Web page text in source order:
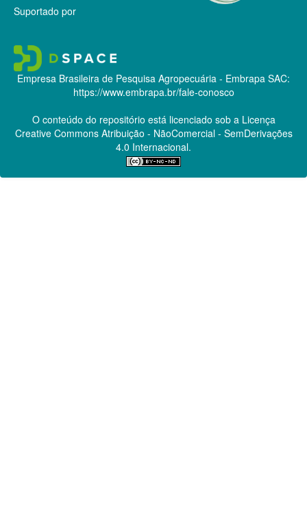
Suportado por
Empresa Brasileira de Pesquisa Agropecuária - Embrapa SAC:
https://www.embrapa.br/fale-conosco
O conteúdo do repositório está licenciado sob a Licença
Creative CommonsAtribuição - NãoComercial - SemDerivações
4.0 Internacional.